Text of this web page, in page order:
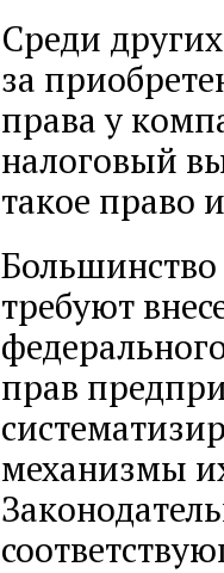
Среди
за
права у
налоговый
такое право
требуют
прав
механизмы